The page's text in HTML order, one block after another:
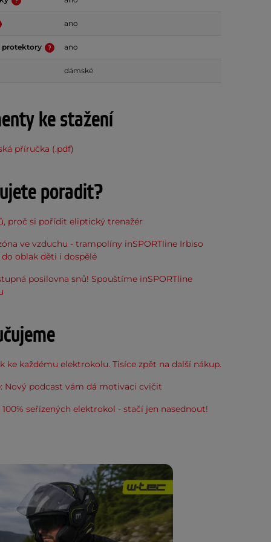
ano
protektory ano
dámské
ke stažení
příručka (.pdf)
poradit?
proč si pořídit eliptický trenažér
ve vzduchu - trampolíny inSPORTline Irbiso
oblak děti i dospělé
posilovna snů! Spouštíme inSPORTline
ke každému elektrokolu. Tisíce zpět na další nákup.
Nový podcast vám dá motivaci cvičit
100% seřízených elektrokol - stačí jen nasednout!